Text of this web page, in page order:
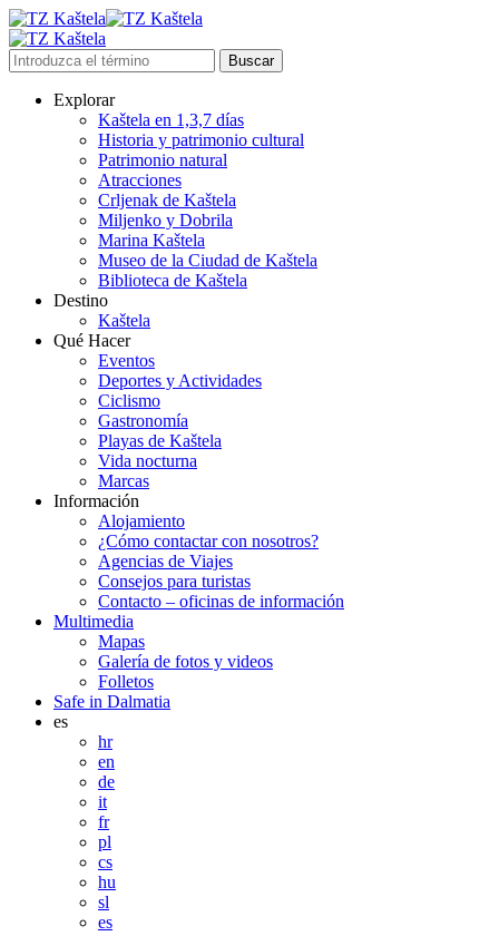
Explorar
Kaštela en 1,3,7 días
Historia y patrimonio cultural
Patrimonio natural
Atracciones
Crljenak de Kaštela
Miljenko y Dobrila
Marina Kaštela
Museo de la Ciudad de Kaštela
Biblioteca de Kaštela
Destino
Kaštela
Qué Hacer
Eventos
Deportes y Actividades
Ciclismo
Gastronomía
Playas de Kaštela
Vida nocturna
Marcas
Información
Alojamiento
¿Cómo contactar con nosotros?
Agencias de Viajes
Consejos para turistas
Contacto – oficinas de información
Multimedia
Mapas
Galería de fotos y videos
Folletos
Safe in Dalmatia
es
hr
en
de
it
fr
pl
cs
hu
sl
es